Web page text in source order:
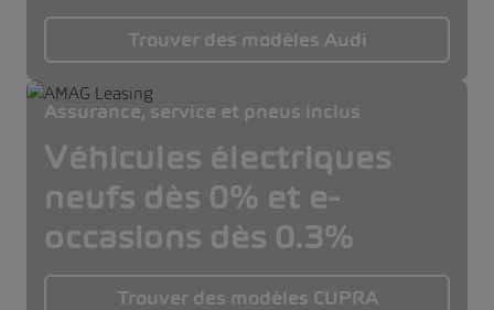
Trouver des modèles Audi
Assurance, service et pneus inclus
Véhicules électriques
neufs dès 0% et e-
occasions dès 0.3%
Trouver des modèles CUPRA